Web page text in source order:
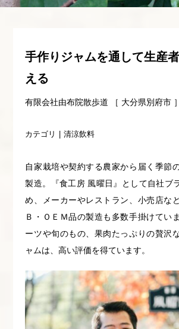
手作りジャムを通して生産
える
有限会社由布院散歩道 ［ 大分県別府市 ］
カテゴリ 清涼飲料
自家栽培や契約する農家から届く季節
製造。『食工房 風曜日』として自社ブ
め、メーカーやレストラン、小売店な
Ｂ・ＯＥＭ品の製造も多数手掛けてい
ーツや旬のもの、果肉たっぷりの贅沢
ャムは、高い評価を得ています。